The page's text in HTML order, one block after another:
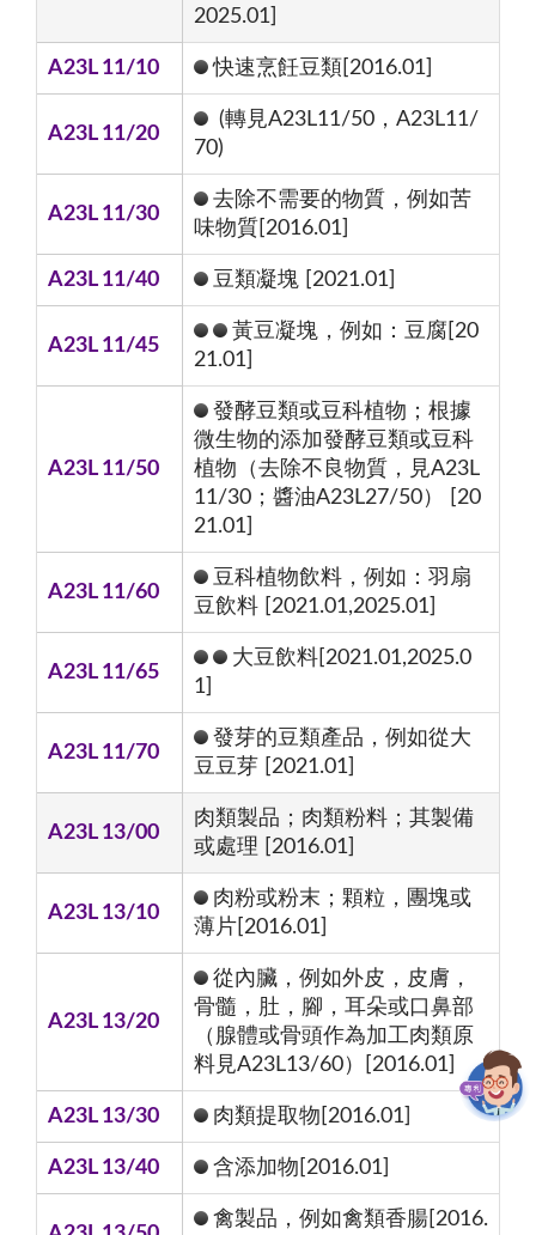
2025.01]
A23L 11/10 快速烹飪豆類[2016.01]
A23L 11/20
(轉見A23L11/50，A23L11/
70)
A23L 11/30
去除不需要的物質，例如苦
味物質[2016.01]
A23L 11/40 豆類凝塊 [2021.01]
A23L 11/45
黃豆凝塊，例如：豆腐[20
21.01]
A23L 11/50
發酵豆類或豆科植物；根據
微生物的添加發酵豆類或豆科
植物（去除不良物質，見A23L
11/30；醬油A23L27/50） [20
21.01]
A23L 11/60
豆科植物飲料，例如：羽扇
豆飲料 [2021.01,2025.01]
A23L 11/65
大豆飲料[2021.01,2025.0
1]
A23L 11/70
發芽的豆類產品，例如從大
豆豆芽 [2021.01]
A23L 13/00
肉類製品；肉類粉料；其製備
或處理 [2016.01]
A23L 13/10
肉粉或粉末；顆粒，團塊或
薄片[2016.01]
A23L 13/20
從內臟，例如外皮，皮膚，
骨髓，肚，腳，耳朵或口鼻部
（腺體或骨頭作為加工肉類原
料見A23L13/60）[2016.01]
A23L 13/30 肉類提取物[2016.01]
A23L 13/40 含添加物[2016.01]
禽製品，例如禽類香腸[2016.